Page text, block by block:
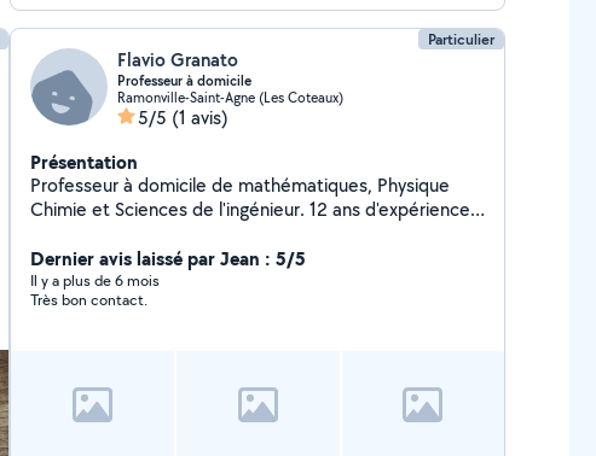
Particulier
Flavio Granato
Professeur à domicile
Ramonville-Saint-Agne (Les Coteaux)
5/5 (1 avis)
Présentation
Professeur à domicile de mathématiques, Physique
Chimie et Sciences de l'ingénieur. 12 ans d'expérience
visio partout en France.
Dernier avis laissé par Jean : 5/5
Il y a plus de 6 mois
Très bon contact.